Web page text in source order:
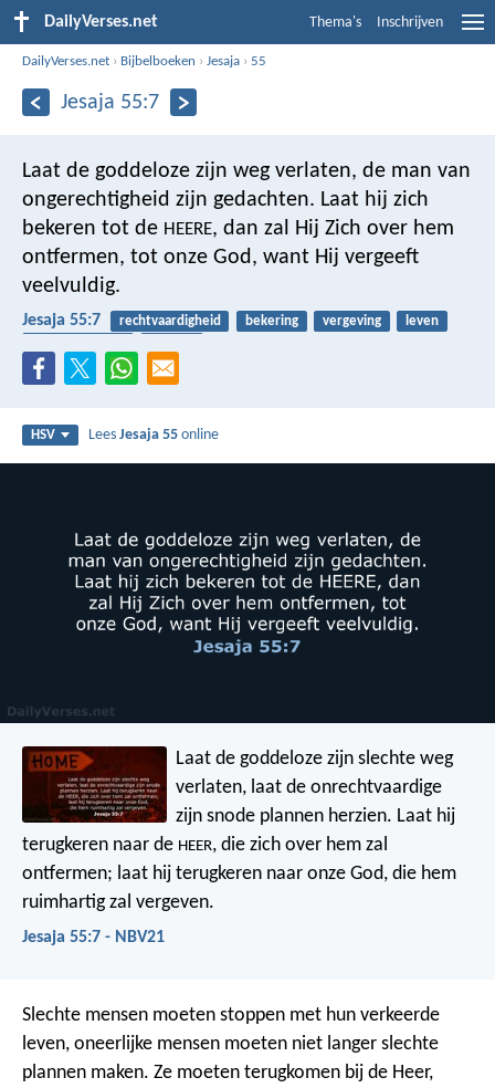
DailyVerses.net Thema's Inschrijven
DailyVerses.net › Bijbelboeken ›Jesaja ›55
Jesaja 55:7
Laat de goddeloze zijn weg verlaten, de man van
ongerechtigheid zijn gedachten. Laat hij zich
bekeren tot de HEERE, dan zal Hij Zich over hem
ontfermen, tot onze God, want Hij vergeeft
veelvuldig.
Jesaja 55:7 rechtvaardigheid bekering vergeving
leven
HSV LeesJesaja 55 online
Laat de goddeloze zijn slechte weg
verlaten, laat de onrechtvaardige
zijn snode plannen herzien. Laat hij
terugkeren naar de HEER, die zich over hem zal
ontfermen; laat hij terugkeren naar onze God, die hem
ruimhartig zal vergeven.
Jesaja 55:7 - NBV21
Slechte mensen moeten stoppen met hun verkeerde
leven, oneerlijke mensen moeten niet langer slechte
plannen maken. Ze moeten terugkomen bij de Heer,